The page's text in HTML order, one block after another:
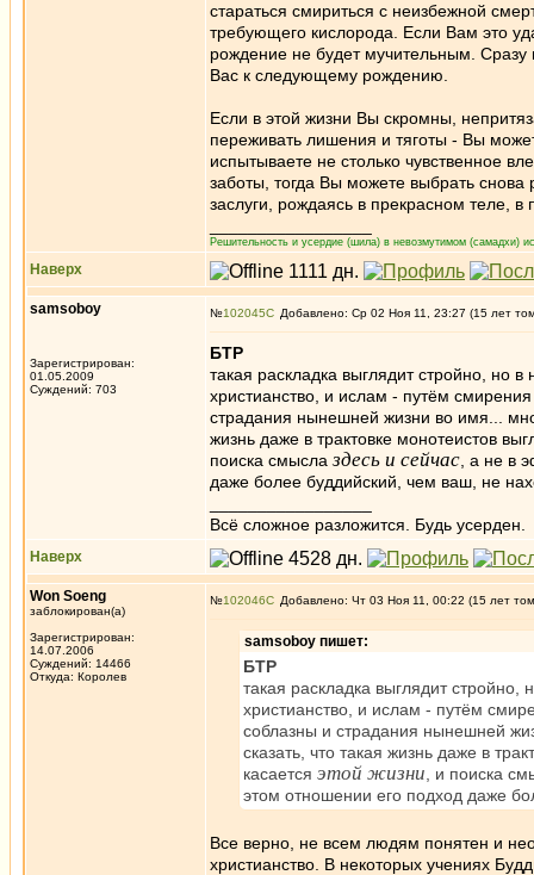
стараться смириться с неизбежной
требующего кислорода. Если Вам это
рождение не будет мучительным.
Вас к следующему рождению.
Если в этой жизни Вы скромны,
переживать лишения и тяготы - Вы
испытываете не столько чувственное
заботы, тогда Вы можете выбрать
заслуги, рождаясь в прекрасном теле,
Решительность и усердие (шила) в невозмутимом (самадхи)
Наверх
samsoboy
Зарегистрирован:
01.05.2009
Суждений: 703
№102045 Добавлено: Ср 02 Ноя 11, 23:27 (15 лет
БТР
такая раскладка выглядит стройно, но
христианство, и ислам - путём
страдания нынешней жизни во имя...
жизнь даже в трактовке монотеистов
поиска смыслаздесь и сейчас , а не в
даже более буддийский, чем ваш, не
Всё сложное разложится. Будь усерден.
Наверх
Won Soeng
заблокирован(а)
Зарегистрирован:
14.07.2006
Суждений: 14466
Откуда: Королев
№102046 Добавлено: Чт 03 Ноя 11, 00:22 (15 лет
samsoboy пишет:
БТР
такая раскладка выглядит
христианство, и ислам - путём
соблазны и страдания нынешней
сказать, что такая жизнь даже в
касается этой жизни , и поиска
этом отношении его подход даже
Все верно, не всем людям понятен и
христианство. В некоторых учениях